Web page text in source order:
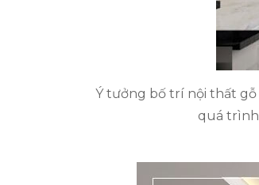
Ý tưởng bố trí nội thất
quá